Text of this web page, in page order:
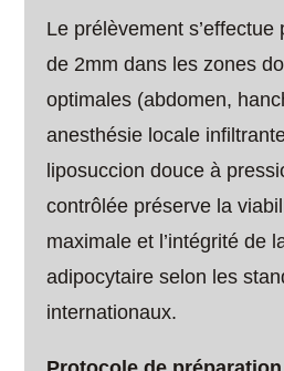
Le prélèvement
de 2mm dans les zones
optimales (abdomen,
anesthésie locale
liposuccion douce à
contrôlée préserve la
maximale et l’intégrité de
adipocytaire selon les
internationaux.